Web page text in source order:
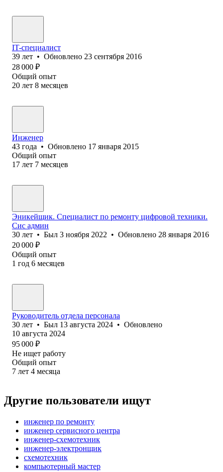
IT-специалист
39 лет • Обновлено 23 сентября 2016
28 000 ₽
Общий опыт
20 лет 8 месяцев
Инженер
43 года • Обновлено 17 января 2015
Общий опыт
17 лет 7 месяцев
Эникейщик. Специалист по ремонту цифровой техники.
Сис админ
30 лет • Был 3 ноября 2022 • Обновлено 28 января 2016
20 000 ₽
Общий опыт
1 год 6 месяцев
Руководитель отдела персонала
30 лет • Был 13 августа 2024 • Обновлено
10 августа 2024
95 000 ₽
Не ищет работу
Общий опыт
7 лет 4 месяца
Другие пользователи ищут
инженер по ремонту
инженер сервисного центра
инженер-схемотехник
инженер-электронщик
схемотехник
компьютерный мастер